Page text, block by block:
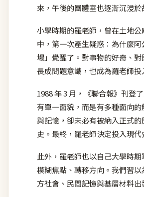
來，午後的團體室也逐漸沉浸於
小學時期的羅老師，曾在土地
中，第一次產生疑惑：為什麼
場」覺醒了。對事物的好奇、
長成問題意識，也成為羅老師
1988 年 3 月，《聯合報》刊登
有單一面貌，而是有多種面向
與記憶，卻未必有被納入正式
史。最終，羅老師決定投入現
此外，羅老師也以自己大學時
模糊焦點、轉移方向。我們習
方社會、民間記憶與基層材料